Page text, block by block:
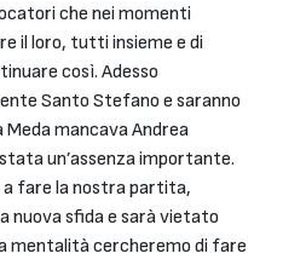
che nei momenti
il loro, tutti insieme e di
così. Adesso
Santo Stefano e saranno
mancava Andrea
un’assenza importante.
a fare la nostra partita,
nuova sfida e sarà vietato
mentalità cercheremo di fare